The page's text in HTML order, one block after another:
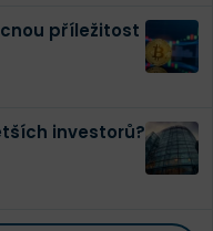
příležitost
investorů?